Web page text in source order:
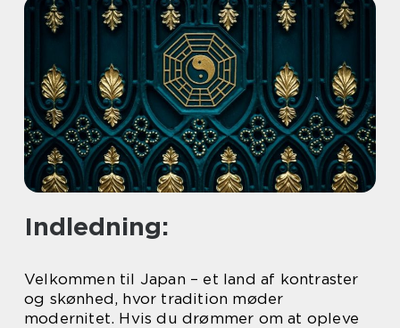
Indledning:
Velkommen til Japan – et land af kontraster
og skønhed, hvor tradition møder
modernitet. Hvis du drømmer om at opleve